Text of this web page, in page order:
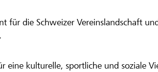
für die Schweizer Vereinslandschaft
eine kulturelle, sportliche und soziale